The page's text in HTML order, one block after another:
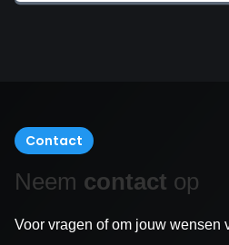
Contact
Neem contact op
Voor vragen of om jouw wensen